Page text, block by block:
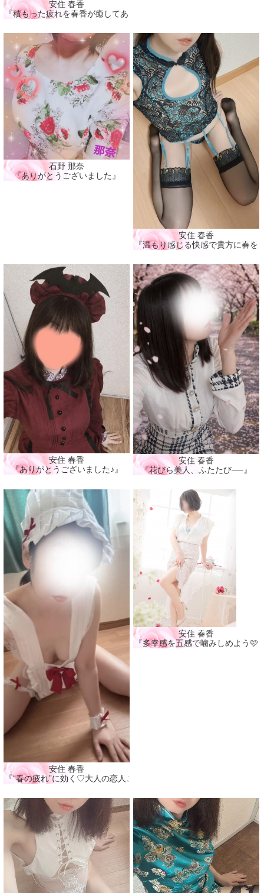
安住 春香
『積もった疲れを春香が癒してあげる🩷』
石野 那奈
『ありがとうございました』
安住 春香
『温もり感じる快感で貴方に春を
安住 春香
『ありがとうございました♪』
安住 春香
『花びら美人、ふたたび──』
安住 春香
『“春の疲れ”に効く♡大人の恋人ごっこ🩷』
安住 春香
『多幸感を五感で噛みしめよう🩷